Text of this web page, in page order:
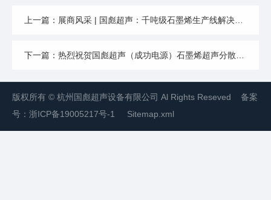
版权所有 © 杭州国彪超声设备有限公司 Al Rights Reseved 备案
号： 浙ICP备19005217号-1 Sitemap.xml